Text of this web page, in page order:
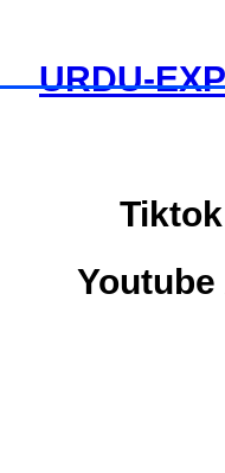
Tiktok
Youtube